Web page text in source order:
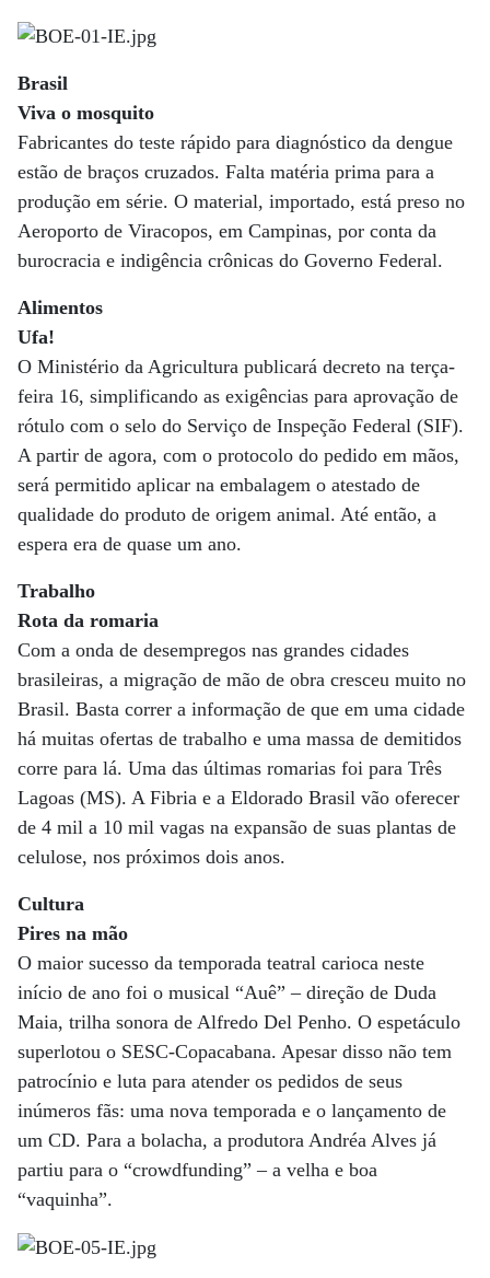
Brasil
Viva o mosquito
Fabricantes do teste rápido para diagnóstico da dengue
estão de braços cruzados. Falta matéria prima para a
produção em série. O material, importado, está preso no
Aeroporto de Viracopos, em Campinas, por conta da
burocracia e indigência crônicas do Governo Federal.
Alimentos
Ufa!
O Ministério da Agricultura publicará decreto na terça-
feira 16, simplificando as exigências para aprovação de
rótulo com o selo do Serviço de Inspeção Federal (SIF).
A partir de agora, com o protocolo do pedido em mãos,
será permitido aplicar na embalagem o atestado de
qualidade do produto de origem animal. Até então, a
espera era de quase um ano.
Trabalho
Rota da romaria
Com a onda de desempregos nas grandes cidades
brasileiras, a migração de mão de obra cresceu muito no
Brasil. Basta correr a informação de que em uma cidade
há muitas ofertas de trabalho e uma massa de demitidos
corre para lá. Uma das últimas romarias foi para Três
Lagoas (MS). A Fibria e a Eldorado Brasil vão oferecer
de 4 mil a 10 mil vagas na expansão de suas plantas de
celulose, nos próximos dois anos.
Cultura
Pires na mão
O maior sucesso da temporada teatral carioca neste
início de ano foi o musical “Auê” – direção de Duda
Maia, trilha sonora de Alfredo Del Penho. O espetáculo
superlotou o SESC-Copacabana. Apesar disso não tem
patrocínio e luta para atender os pedidos de seus
inúmeros fãs: uma nova temporada e o lançamento de
um CD. Para a bolacha, a produtora Andréa Alves já
partiu para o “crowdfunding” – a velha e boa
“vaquinha”.